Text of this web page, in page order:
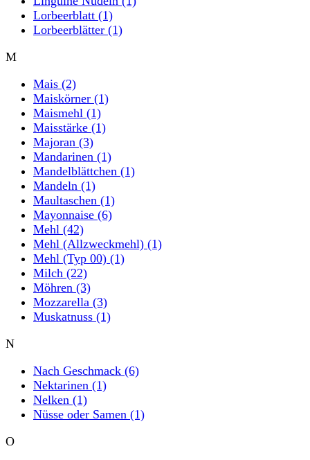
Lorbeerblatt (1)
Lorbeerblätter (1)
M
Mais (2)
Maiskörner (1)
Maismehl (1)
Maisstärke (1)
Majoran (3)
Mandarinen (1)
Mandelblättchen (1)
Mandeln (1)
Maultaschen (1)
Mayonnaise (6)
Mehl (42)
Mehl (Allzweckmehl) (1)
Mehl (Typ 00) (1)
Milch (22)
Möhren (3)
Mozzarella (3)
Muskatnuss (1)
N
Nach Geschmack (6)
Nektarinen (1)
Nelken (1)
Nüsse oder Samen (1)
O